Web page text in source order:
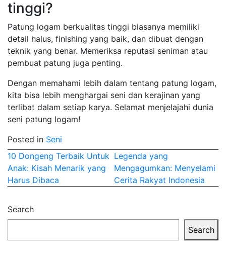
tinggi?
Patung logam berkualitas tinggi biasanya memiliki
detail halus, finishing yang baik, dan dibuat dengan
teknik yang benar. Memeriksa reputasi seniman atau
pembuat patung juga penting.
Dengan memahami lebih dalam tentang patung logam,
kita bisa lebih menghargai seni dan kerajinan yang
terlibat dalam setiap karya. Selamat menjelajahi dunia
seni patung logam!
Posted in Seni
Post
navigation
10 Dongeng Terbaik Untuk
Anak: Kisah Menarik yang
Harus Dibaca
Legenda yang
Mengagumkan: Menyelami
Cerita Rakyat Indonesia
Search
Search